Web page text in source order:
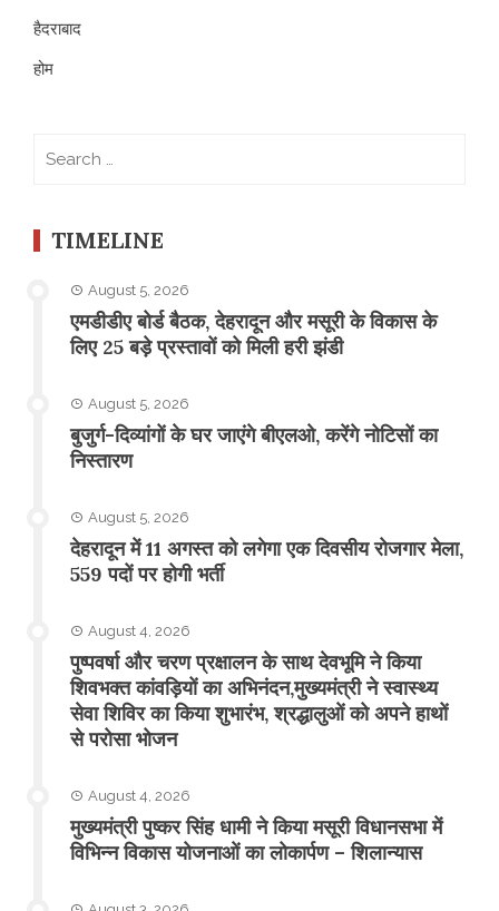
हैदराबाद
होम
TIMELINE
August 5, 2026
एमडीडीए बोर्ड बैठक, देहरादून और मसूरी के विकास के
लिए 25 बड़े प्रस्तावों को मिली हरी झंडी
August 5, 2026
बुजुर्ग-दिव्यांगों के घर जाएंगे बीएलओ, करेंगे नोटिसों का
निस्तारण
August 5, 2026
​देहरादून में 11 अगस्त को लगेगा एक दिवसीय रोजगार मेला,
559 पदों पर होगी भर्ती
August 4, 2026
पुष्पवर्षा और चरण प्रक्षालन के साथ देवभूमि ने किया
शिवभक्त कांवड़ियों का अभिनंदन,मुख्यमंत्री ने स्वास्थ्य
सेवा शिविर का किया शुभारंभ, श्रद्धालुओं को अपने हाथों
से परोसा भोजन
August 4, 2026
मुख्यमंत्री पुष्कर सिंह धामी ने किया मसूरी विधानसभा में
विभिन्न विकास योजनाओं का लोकार्पण – शिलान्यास